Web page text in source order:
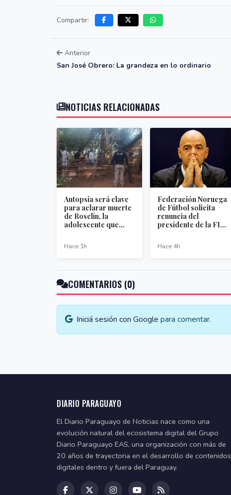
Compartir:
Anterior
San José Obrero: La grandeza en lo ordinario
NOTICIAS RELACIONADAS
Autopsia será clave
para aclarar muerte
de Roselín, la
adolescente que...
Hace 1h
Federación Noruega
de Fútbol solicita
renuncia del
presidente de la FI...
Hace 4h
COMENTARIOS (0)
Iniciá sesión con Google para comentar.
DIARIO PARAGUAYO
El Diario Paraguayo de Noticias nace como una
evolución natural del ecosistema digital del Grupo
Diario Paraguayo EAS, una organización con más de
20 años de trayectoria en el desarrollo de contenidos
digitales dentro y fuera del Paraguay.